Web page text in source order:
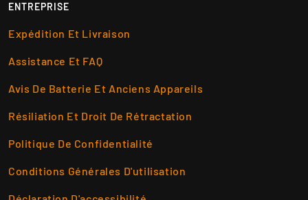
ENTREPRISE
Expédition Et Livraison
Assistance Et FAQ
Avis De Batterie Et Anciens Appareils
Résiliation Et Droit De Rétractation
Politique De Confidentialité
Conditions Générales D'utilisation